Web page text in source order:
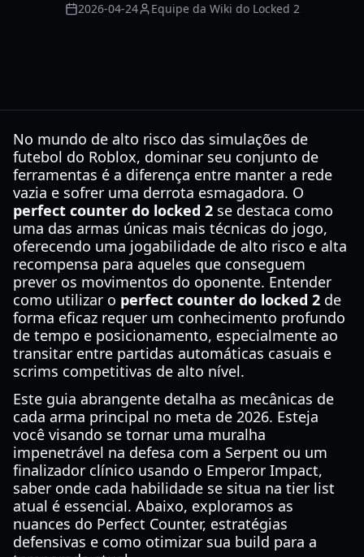
2026-04-24 Equipe da Wiki do Locked 2
No mundo de alto risco das simulações de
futebol do Roblox, dominar seu conjunto de
ferramentas é a diferença entre manter a rede
vazia e sofrer uma derrota esmagadora. O
perfect counter do locked 2 se destaca como
uma das armas únicas mais técnicas do jogo,
oferecendo uma jogabilidade de alto risco e alta
recompensa para aqueles que conseguem
prever os movimentos do oponente. Entender
como utilizar o perfect counter do locked 2 de
forma eficaz requer um conhecimento profundo
de tempo e posicionamento, especialmente ao
transitar entre partidas automáticas casuais e
scrims competitivas de alto nível.
Este guia abrangente detalha as mecânicas de
cada arma principal no meta de 2026. Esteja
você visando se tornar uma muralha
impenetrável na defesa com a Serpent ou um
finalizador clínico usando o Emperor Impact,
saber onde cada habilidade se situa na tier list
atual é essencial. Abaixo, exploramos as
nuances do Perfect Counter, estratégias
defensivas e como otimizar sua build para a